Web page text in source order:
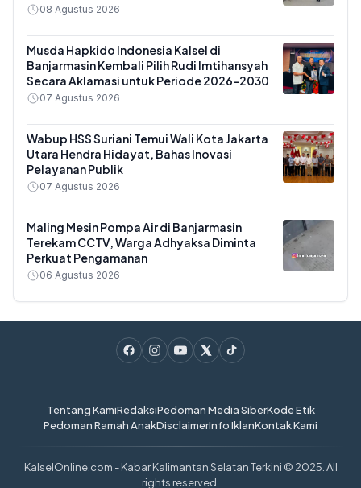
08 Agustus 2026
Musda Hapkido Indonesia Kalsel di
Banjarmasin Kembali Pilih Rudi Imtihansyah
Secara Aklamasi untuk Periode 2026–2030
07 Agustus 2026
Wabup HSS Suriani Temui Wali Kota Jakarta
Utara Hendra Hidayat, Bahas Inovasi
Pelayanan Publik
07 Agustus 2026
Maling Mesin Pompa Air di Banjarmasin
Terekam CCTV, Warga Adhyaksa Diminta
Perkuat Pengamanan
06 Agustus 2026
Tentang KamiRedaksiPedoman Media SiberKode Etik
Pedoman Ramah AnakDisclaimerInfo IklanKontak Kami
KalselOnline.com - Kabar Kalimantan Selatan Terkini © 2025. All
rights reserved.